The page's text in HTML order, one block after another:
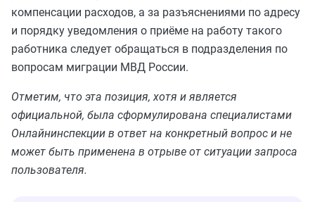
компенсации расходов, а за разъяснениями по адресу
и порядку уведомления о приёме на работу такого
работника следует обращаться в подразделения по
вопросам миграции МВД России.
Отметим, что эта позиция, хотя и является
официальной, была сформулирована специалистами
Онлайнинспекции в ответ на конкретный вопрос и не
может быть применена в отрыве от ситуации запроса
пользователя.